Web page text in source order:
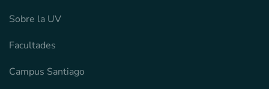
Sobre la UV
Facultades
Campus Santiago